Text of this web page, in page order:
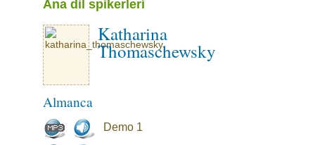
Ana dil spikerleri
Katharina
Thomaschewsky
Almanca
Demo 1